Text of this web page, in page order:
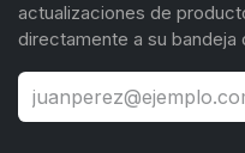
actualizaciones de
directamente a su bandeja